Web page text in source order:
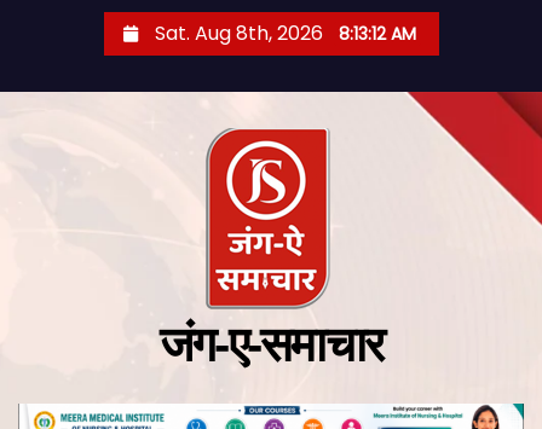
Sat. Aug 8th, 2026 8:13:13 AM
जंग-ए-समाचार